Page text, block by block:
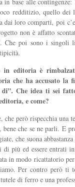
redditizio, quello
loro comparti, poi
non è affatto
Che poi sono i
editoria è
che ha accusato la
Che idea ti sei
e come?
però rispecchia una
che se ne parli. E
che suona
più ed essere entrati
in modo ricattatorio
Per contro però ti
di ferro e una